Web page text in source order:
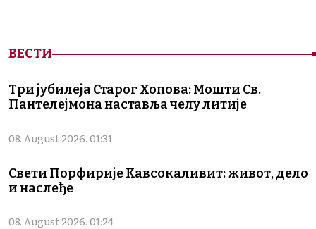
ВЕСТИ
Три јубилеја Старог Хопова: Мошти Св.
Пантелејмона наставља челу литије
08. August 2026. 01:31
Свети Порфирије Кавсокаливит: живот, дело
и наслеђе
08. August 2026. 01:24